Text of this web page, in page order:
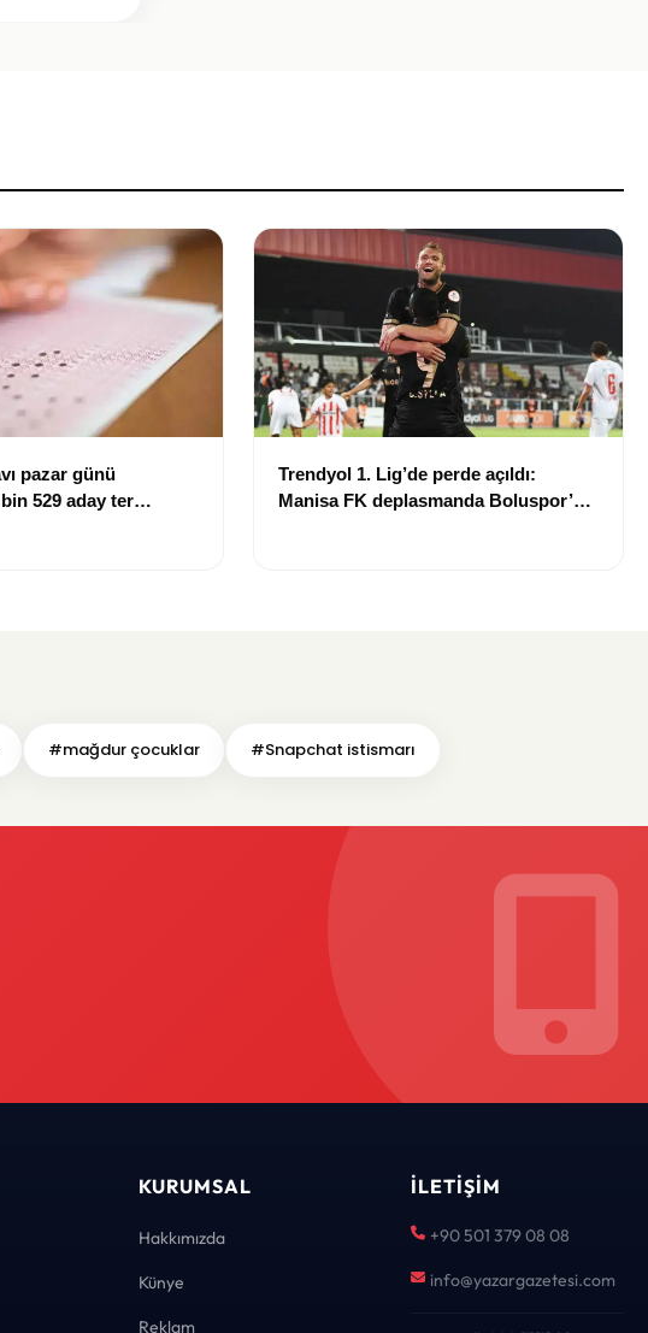
pazar günü
529 aday ter
Trendyol 1. Lig’de perde açıldı:
Manisa FK deplasmanda Boluspor’u
#mağdur çocuklar #Snapchat istismarı
KURUMSAL
Hakkımızda
Künye
Reklam
İLETIŞIM
+90 501 379 08 08
info@yazargazetesi.com